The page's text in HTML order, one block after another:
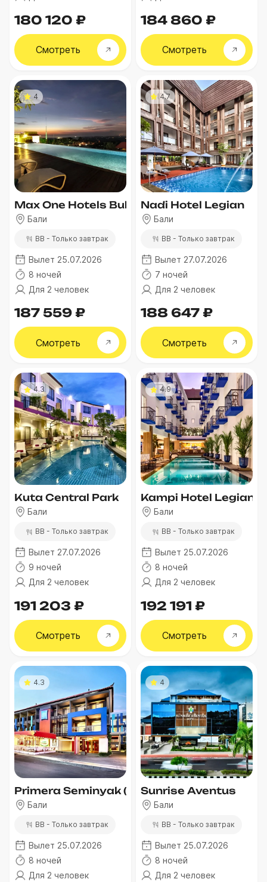
180 120 ₽
Смотреть
184 860 ₽
Смотреть
4
Max One Hotels Bukit Jimbaran
Бали
BB - Только завтрак
Вылет 25.07.2026
8 ночей
Для 2 человек
187 559 ₽
Смотреть
4.7
Nadi Hotel Legian
Бали
BB - Только завтрак
Вылет 27.07.2026
7 ночей
Для 2 человек
188 647 ₽
Смотреть
4.3
Kuta Central Park
Бали
BB - Только завтрак
Вылет 27.07.2026
9 ночей
Для 2 человек
191 203 ₽
Смотреть
4.9
Kampi Hotel Legian
Бали
BB - Только завтрак
Вылет 25.07.2026
8 ночей
Для 2 человек
192 191 ₽
Смотреть
4.3
Primera Seminyak (Ex. Ibis Budget Bali
Бали
BB - Только завтрак
Вылет 25.07.2026
8 ночей
Для 2 человек
4
Sunrise Aventus
Бали
BB - Только завтрак
Вылет 25.07.2026
8 ночей
Для 2 человек